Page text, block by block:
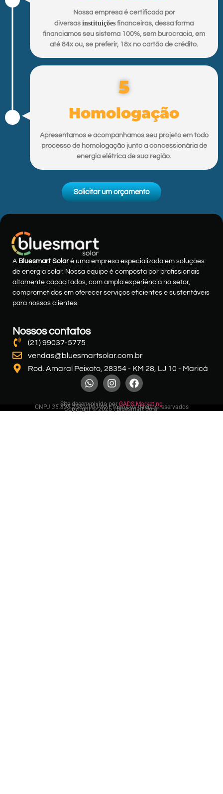
Nossa empresa é certificada por
diversas instituições financeiras, dessa forma
financiamos seu sistema 100%, sem burocracia, em
até 84x ou, se preferir, 18x no cartão de crédito.
5
Homologação
Apresentamos e acompanhamos seu projeto em todo
processo de homologação junto a concessionária de
energia elétrica de sua região.
Solicitar um orçamento
A Bluesmart Solaré uma empresa especializada em soluções
de energia solar. Nossa equipe é composta por profissionais
altamente capacitados, com ampla experiência no setor,
comprometidos em oferecer serviços eficientes e sustentáveis
para nossos clientes.
Nossos contatos
(21) 99037-5775
vendas@bluesmartsolar.com.br
Rod. Amaral Peixoto, 28354 - KM 28, LJ 10 - Maricá
Copyright © 2025 | Bluesmart Solar
CNPJ 35.835.258/0001-92| Todos os direitos reservados
Site desenvolvido por GADS Marketing